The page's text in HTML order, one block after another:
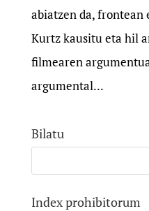
abiatzen da, frontean
Kurtz kausitu eta hil
filmearen
argumental...
Bilatu
Index prohibitorum